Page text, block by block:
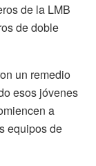
de la LMB
de doble
un remedio
esos jóvenes
a
equipos de